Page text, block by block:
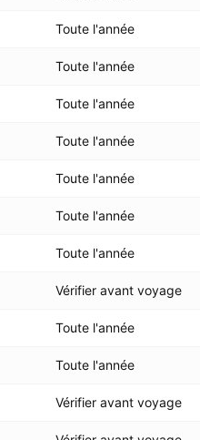
Toute l'année
Toute l'année
Toute l'année
Toute l'année
Toute l'année
Toute l'année
Toute l'année
Vérifier avant voyage
Toute l'année
Toute l'année
Vérifier avant voyage